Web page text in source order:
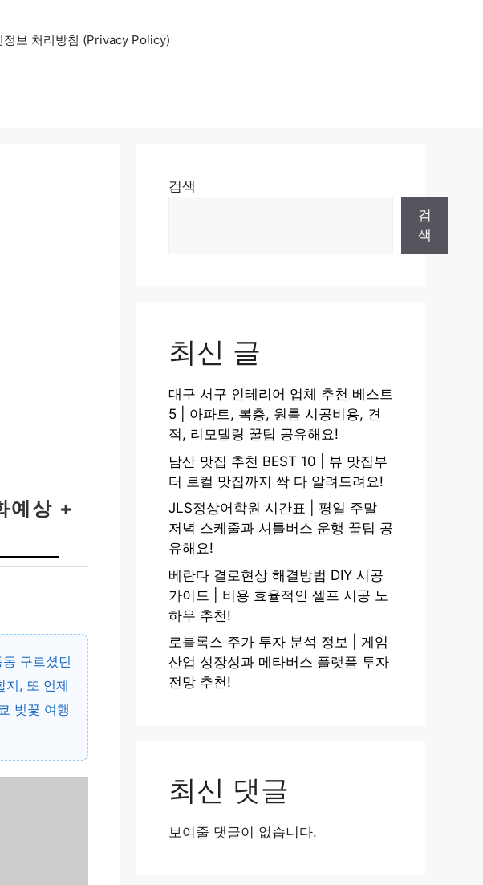
정보 처리방침 (Privacy Policy)
예상 +
구르셨던
지, 또 언제
벚꽃 여행
검색
검
색
최신 글
대구 서구 인테리어 업체 추천 베스트
5 | 아파트, 복층, 원룸 시공비용, 견
적, 리모델링 꿀팁 공유해요!
남산 맛집 추천 BEST 10 | 뷰 맛집부
터 로컬 맛집까지 싹 다 알려드려요!
JLS정상어학원 시간표 | 평일 주말
저녁 스케줄과 셔틀버스 운행 꿀팁 공
유해요!
베란다 결로현상 해결방법 DIY 시공
가이드 | 비용 효율적인 셀프 시공 노
하우 추천!
로블록스 주가 투자 분석 정보 | 게임
산업 성장성과 메타버스 플랫폼 투자
전망 추천!
최신 댓글
보여줄 댓글이 없습니다.